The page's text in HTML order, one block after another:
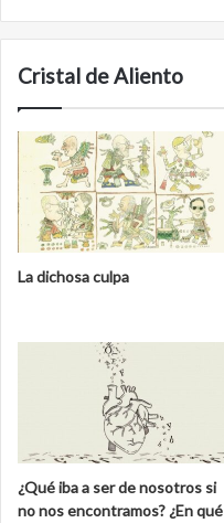
Cristal de Aliento
La dichosa culpa
¿Qué iba a ser de nosotros si
no nos encontramos? ¿En qué